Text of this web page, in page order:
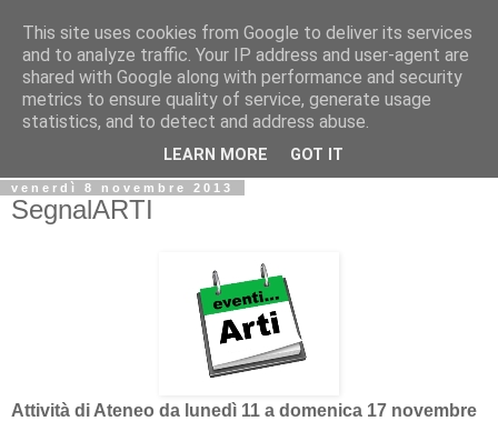
Biblio@rti in
Il Blog della Biblioteca di Area delle arti per condividere
informazioni iniziative incontri
venerdì 8 novembre 2013
SegnalARTI
Attività di Ateneo da lunedì 11 a domenica 17 novembre
This site uses cookies from Google to deliver its services
and to analyze traffic. Your IP address and user-agent are
shared with Google along with performance and security
metrics to ensure quality of service, generate usage
statistics, and to detect and address abuse.
LEARN MORE GOT IT